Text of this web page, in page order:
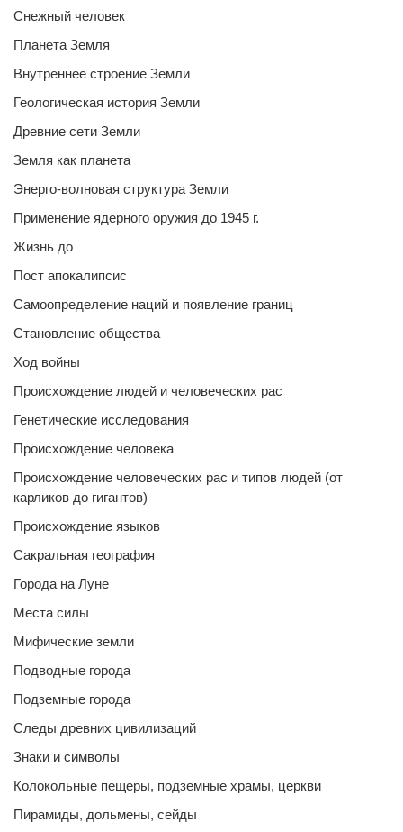
Снежный человек
Планета Земля
Внутреннее строение Земли
Геологическая история Земли
Древние сети Земли
Земля как планета
Энерго-волновая структура Земли
Применение ядерного оружия до 1945 г.
Жизнь до
Пост апокалипсис
Самоопределение наций и появление границ
Становление общества
Ход войны
Происхождение людей и человеческих рас
Генетические исследования
Происхождение человека
Происхождение человеческих рас и типов людей (от
карликов до гигантов)
Происхождение языков
Сакральная география
Города на Луне
Места силы
Мифические земли
Подводные города
Подземные города
Следы древних цивилизаций
Знаки и символы
Колокольные пещеры, подземные храмы, церкви
Пирамиды, дольмены, сейды